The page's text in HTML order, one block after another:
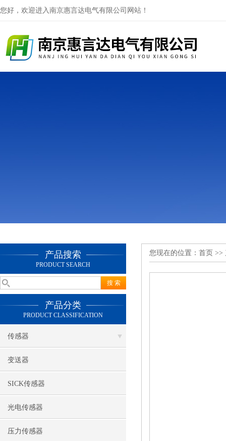
您好，欢迎进入南京惠言达电气有限公司网站！
产品搜索
PRODUCT SEARCH
产品分类
PRODUCT CLASSIFICATION
传感器
变送器
SICK传感器
光电传感器
压力传感器
您现在的位置： 首页 >>